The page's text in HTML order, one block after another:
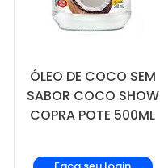
ÓLEO DE COCO SEM
SABOR COCO SHOW
COPRA POTE 500ML